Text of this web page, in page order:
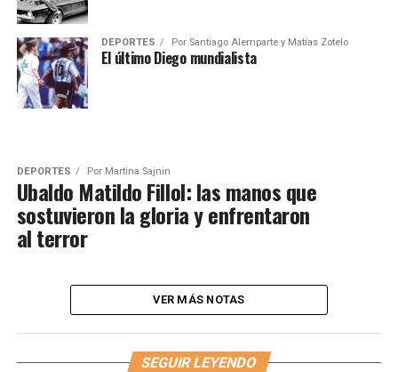
DEPORTES Por Santiago Alemparte y Matías Zotelo
El último Diego mundialista
DEPORTES Por Martina Sajnin
Ubaldo Matildo Fillol: las manos que
sostuvieron la gloria y enfrentaron
al terror
VER MÁS NOTAS
SEGUIR LEYENDO